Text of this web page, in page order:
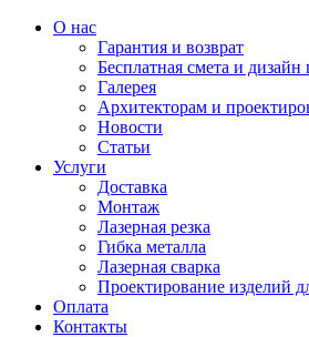
О нас
Гарантия и возврат
Бесплатная смета и дизайн
Галерея
Архитекторам и
Новости
Статьи
Услуги
Доставка
Монтаж
Лазерная резка
Гибка металла
Лазерная сварка
Проектирование изделий
Оплата
Контакты